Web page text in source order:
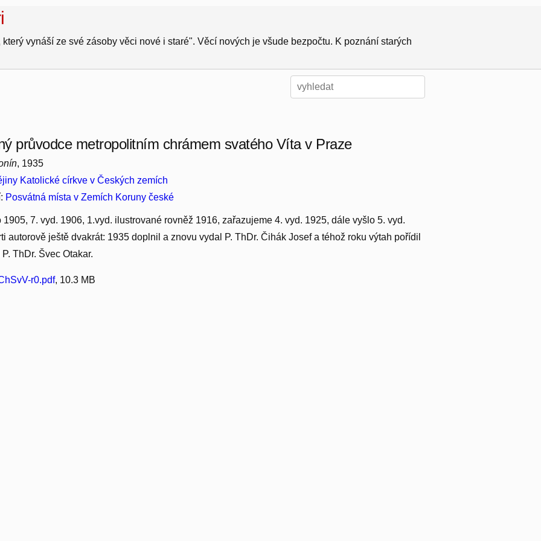
vynáší ze své zásoby věci nové i staré". Věcí nových je všude bezpočtu. K poznání starých
průvodce metropolitním chrámem svatého Víta v Praze
, 1935
Katolické církve v Českých zemích
Posvátná místa v Zemích Koruny české
1905, 7. vyd. 1906, 1.vyd. ilustrované rovněž 1916, zařazujeme 4. vyd. 1925, dále vyšlo 5. vyd.
autorově ještě dvakrát: 1935 doplnil a znovu vydal P. ThDr. Čihák Josef a téhož roku výtah pořídil
ThDr. Švec Otakar.
r0.pdf, 10.3 MB